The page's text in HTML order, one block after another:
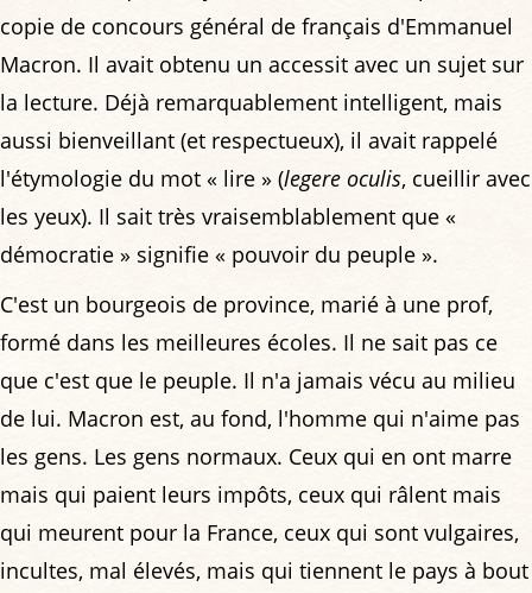
copie de concours général de français d'Emmanuel
Macron. Il avait obtenu un accessit avec un sujet sur
la lecture. Déjà remarquablement intelligent, mais
aussi bienveillant (et respectueux), il avait rappelé
l'étymologie du mot « lire » (legere oculis, cueillir avec
les yeux). Il sait très vraisemblablement que «
démocratie » signifie « pouvoir du peuple ».
C'est un bourgeois de province, marié à une prof,
formé dans les meilleures écoles. Il ne sait pas ce
que c'est que le peuple. Il n'a jamais vécu au milieu
de lui. Macron est, au fond, l'homme qui n'aime pas
les gens. Les gens normaux. Ceux qui en ont marre
mais qui paient leurs impôts, ceux qui râlent mais
qui meurent pour la France, ceux qui sont vulgaires,
incultes, mal élevés, mais qui tiennent le pays à bout